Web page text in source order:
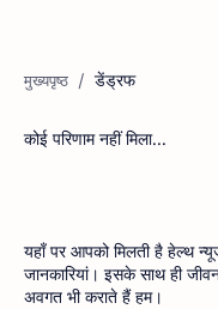
डेंड्रफ
कोई परिणाम नहीं मिला...
यहाँ पर आपको मिलती है हेल्थ
जानकारियां। इसके साथ ही
अवगत भी कराते हैं हम।